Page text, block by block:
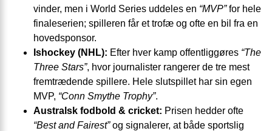
vinder, men i World Series uddeles en “MVP”for hele
finaleserien; spilleren får et trofæ og ofte en bil fra en
hoved­sponsor.
Ishockey (NHL): Efter hver kamp offentliggøres “The
Three Stars”, hvor journalister rangerer de tre mest
fremtrædende spillere. Hele slutspillet har sin egen
MVP, “Conn Smythe Trophy”.
Australsk fodbold & cricket: Prisen hedder ofte
“Best and Fairest”og signalerer, at både sportslig